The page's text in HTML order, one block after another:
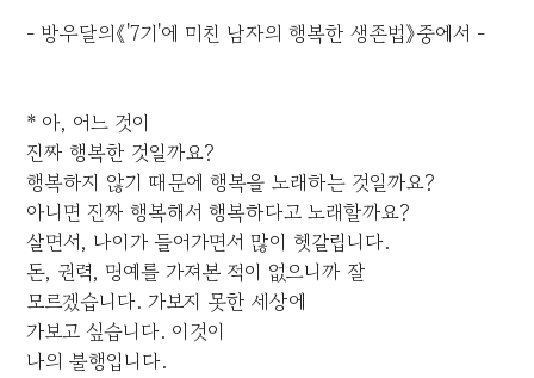
- 방우달의《'7기'에 미친 남자의 행복한 생존법》중에서 -
* 아, 어느 것이
진짜 행복한 것일까요?
행복하지 않기 때문에 행복을 노래하는 것일까요?
아니면 진짜 행복해서 행복하다고 노래할까요?
살면서, 나이가 들어가면서 많이 헷갈립니다.
돈, 권력, 명예를 가져본 적이 없으니까 잘
모르겠습니다. 가보지 못한 세상에
가보고 싶습니다. 이것이
나의 불행입니다.